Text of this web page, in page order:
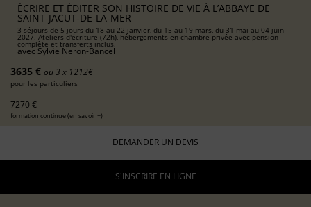
ÉCRIRE ET ÉDITER SON HISTOIRE DE VIE À L’ABBAYE DE
SAINT-JACUT-DE-LA-MER
3 séjours de 5 jours du 18 au 22 janvier, du 15 au 19 mars, du 31 mai au 04 juin
2027. Ateliers d'écriture (72h), hébergements en chambre privée avec pension
complète et transferts inclus.
avec Sylvie Neron-Bancel
3635 € ou 3 x 1212€
pour les particuliers
7270 €
formation continue (en savoir +)
DEMANDER UN DEVIS
S'INSCRIRE EN LIGNE